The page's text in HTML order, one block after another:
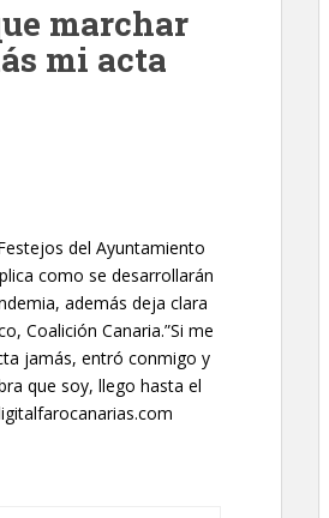
marchar
mi acta
del Ayuntamiento
como se desarrollarán
además deja clara
Coalición Canaria.”Si me
jamás, entró conmigo y
que soy, llego hasta el